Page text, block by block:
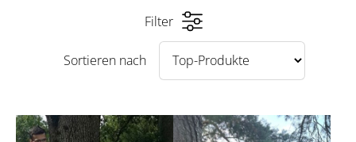
Filter
Sortieren nach